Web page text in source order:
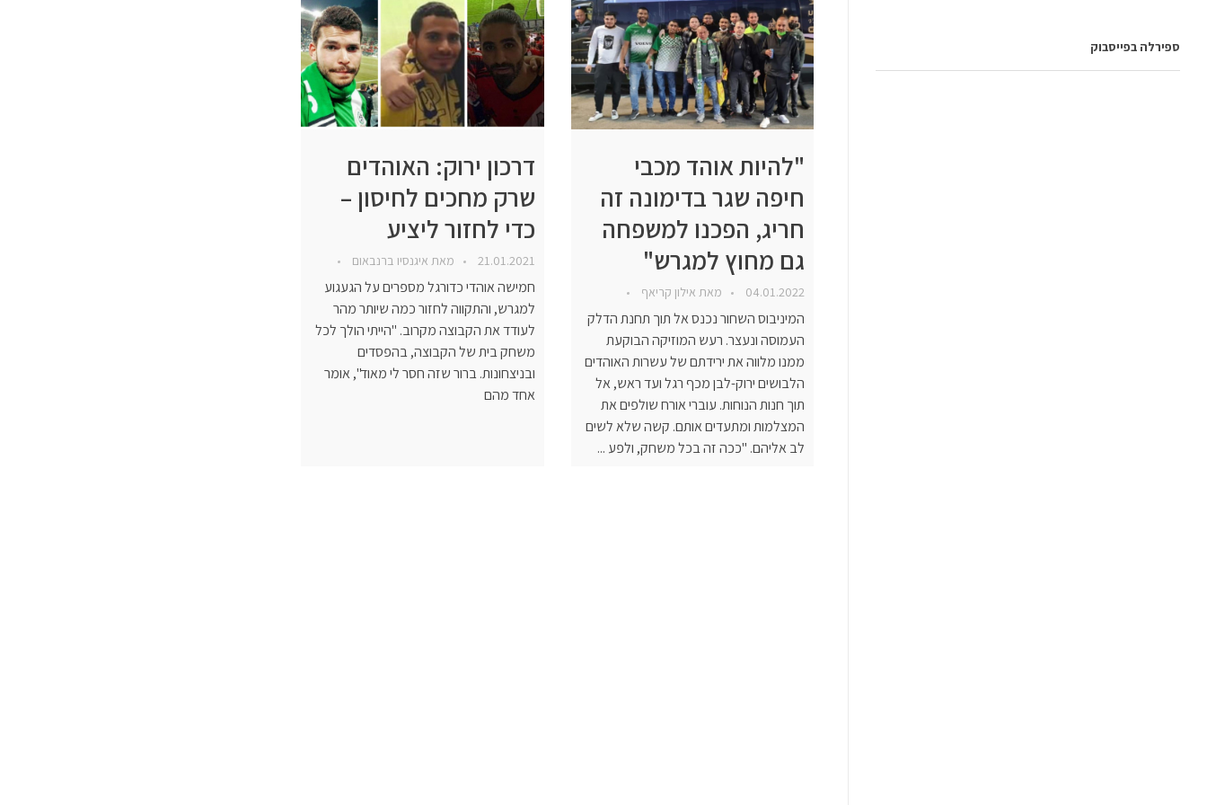
"להיות אוהד מכבי
חיפה שגר בדימונה זה
חריג, הפכנו למשפחה
גם מחוץ למגרש"
04.01.2022 מאת אילון קריאף
המיניבוס השחור נכנס אל תוך תחנת הדלק
העמוסה ונעצר. רעש המוזיקה הבוקעת
ממנו מלווה את ירידתם של עשרות האוהדים
הלבושים ירוק-לבן מכף רגל ועד ראש, אל
תוך חנות הנוחות. עוברי אורח שולפים את
המצלמות ומתעדים אותם. קשה שלא לשים
לב אליהם. "ככה זה בכל משחק, ולפע ...
דרכון ירוק: האוהדים
שרק מחכים לחיסון –
כדי לחזור ליציע
21.01.2021 מאת איגנסיו ברנבאום
חמישה אוהדי כדורגל מספרים על הגעגוע
למגרש, והתקווה לחזור כמה שיותר מהר
לעודד את הקבוצה מקרוב. "הייתי הולך לכל
משחק בית של הקבוצה, בהפסדים
ובניצחונות. ברור שזה חסר לי מאוד", אומר
אחד מהם
ספירלה בפייסבוק